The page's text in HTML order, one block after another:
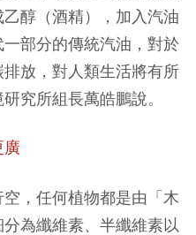
醇（酒精），加入汽油
部分的傳統汽油，對於
放，對人類生活將有所
究所組長萬皓鵬說。
廣
，任何植物都是由「木
為纖維素、半纖維素以